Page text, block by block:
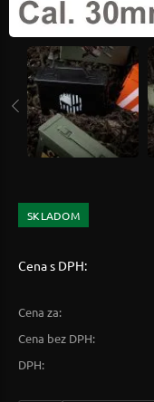
SKLADOM
Cena s DPH:
Cena za:
Cena bez DPH:
DPH: